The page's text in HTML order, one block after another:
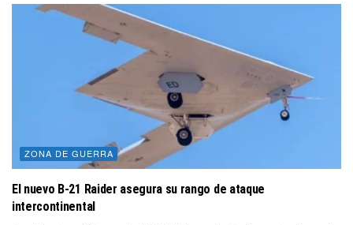
ZONA DE GUERRA
El nuevo B-21 Raider asegura su rango de ataque
intercontinental